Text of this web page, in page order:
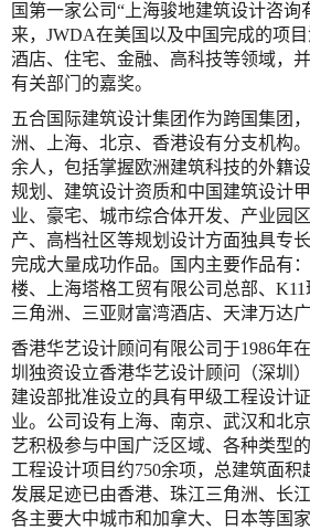
国第一家公司“上海骏地建筑设计咨询
来，JWDA在美国以及中国完成的项
酒店、住宅、金融、高科技等领域，
有关部门的嘉奖。
五合国际建筑设计集团作为跨国集团
洲、上海、北京、香港设有分支机构
余人，包括掌握欧洲建筑科技的外籍
规划、建筑设计资质和中国建筑设计
业、豪宅、城市综合体开发、产业园
产、高档社区等规划设计方面独具专
完成大量成功作品。国内主要作品有
楼、上海塔格工贸有限公司总部、
三角洲、三亚财富湾酒店、天津万达广
香港华艺设计顾问有限公司于1986年
圳独资设立香港华艺设计顾问（深圳
建设部批准设立的具有甲级工程设计
业。公司设有上海、南京、武汉和北
艺积极参与中国广泛区域、各种类型
工程设计项目约750余项，总建筑面积
发展足迹已由香港、珠江三角洲、长
各主要大中城市和加拿大、日本等国